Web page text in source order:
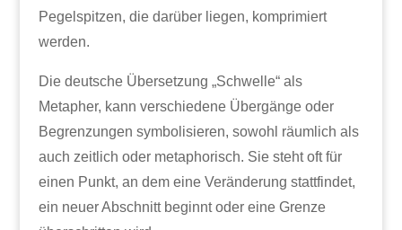
Pegelspitzen, die darüber liegen, komprimiert
werden.
Die deutsche Übersetzung „Schwelle“ als
Metapher, kann verschiedene Übergänge oder
Begrenzungen symbolisieren, sowohl räumlich als
auch zeitlich oder metaphorisch. Sie steht oft für
einen Punkt, an dem eine Veränderung stattfindet,
ein neuer Abschnitt beginnt oder eine Grenze